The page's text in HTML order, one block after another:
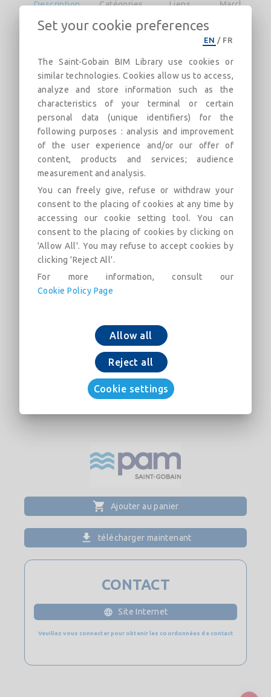
Description Catégories Liens Marché
Information : Les fichiers se terminant par «
ACAD3D.zip » (voir l’onglet « Fichier »)
contiennent un modèle 3D AUTOCAD (.dwg) de
chaque diamètre de la famille de produits
choisie.
Principales caractéristiques :
- Pour réseaux d’adduction d’eau potable
- Revêtement extérieur BioZinalium® : une
couche d'alliage Zinc-Aluminium 85-15 enrichi
en cuivre, de masse surfacique minimum 400
g/m² recouverte d'une couche de peinture
acrylique AQUACOAT (bouche-pore),
d'épaisseur moyenne 80 microns, de couleur
bleue
- Revêtement intérieur : mortier de ciment
centrifugé, CHF, certifié apte au contact avec
l’eau potable
Note : certaines gammes de produits PAM sont
en cours de révision. Pour garantir l’exactitude
des informations, il est recommandé de vérifier
les dimensions et autres données techniques
des modèles téléchargés en consultant notre
Ajouter au panier
télécharger maintenant
CONTACT
Site Internet
Veuillez vous connecter pour obtenir les coordonnées de contact
Set your cookie preferences
EN / FR
The Saint-Gobain BIM Library use cookies or
similar technologies. Cookies allow us to access,
analyze and store information such as the
characteristics of your terminal or certain
personal data (unique identifiers) for the
following purposes : analysis and improvement
of the user experience and/or our offer of
content, products and services; audience
measurement and analysis.
You can freely give, refuse or withdraw your
consent to the placing of cookies at any time by
accessing our cookie setting tool. You can
consent to the placing of cookies by clicking on
'Allow All'. You may refuse to accept cookies by
clicking 'Reject All'.
For more information, consult our
Cookie Policy Page
Allow all
Reject all
Cookie settings